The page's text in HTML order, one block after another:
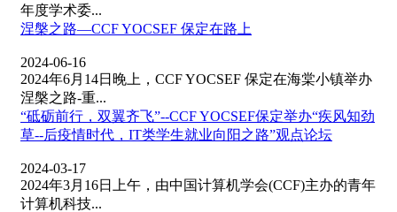
年度学术委...
涅槃之路—CCF YOCSEF 保定在路上
2024-06-16
2024年6月14日晚上，CCF YOCSEF 保定在海棠小镇举办
涅槃之路-重...
“砥砺前行，双翼齐飞”--CCF YOCSEF保定举办“疾风知劲
草--后疫情时代，IT类学生就业向阳之路”观点论坛
2024-03-17
2024年3月16日上午，由中国计算机学会(CCF)主办的青年
计算机科技...